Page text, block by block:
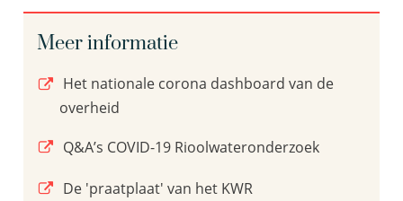
Meer informatie
Het nationale corona dashboard van de
overheid
Q&A’s COVID-19 Rioolwateronderzoek
De 'praatplaat' van het KWR